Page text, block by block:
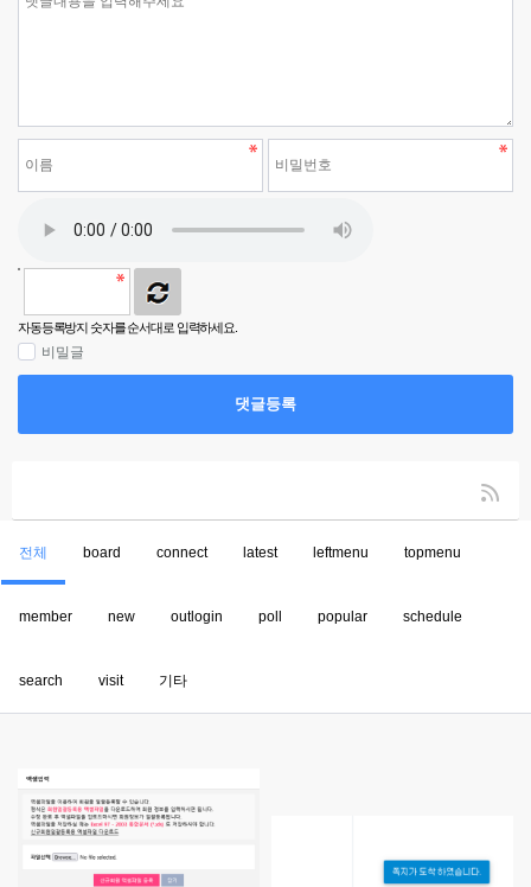
자동등록방지 숫자를 순서대로 입력하세요.
비밀글
댓글등록
전체 board connect latest leftmenu topmenu
member new outlogin poll popular schedule
search visit 기타